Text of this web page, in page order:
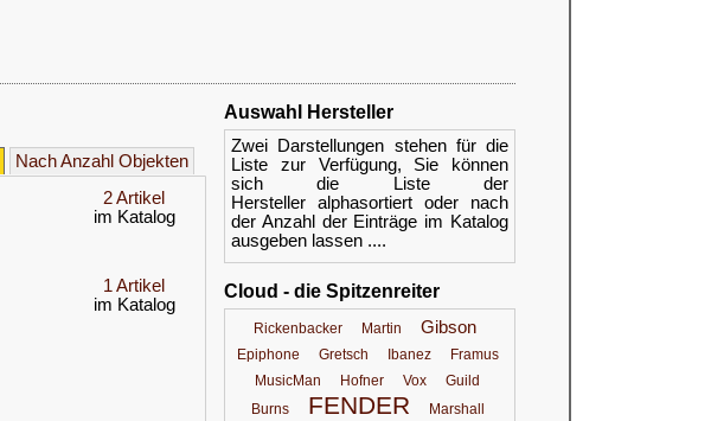
Nach Anzahl Objekten
2 Artikel
im Katalog
1 Artikel
im Katalog
Auswahl Hersteller
Zwei Darstellungen stehen für die
Liste zur Verfügung, Sie können
sich die Liste der
Hersteller alphasortiert oder nach
der Anzahl der Einträge im Katalog
ausgeben lassen ....
Cloud - die Spitzenreiter
Rickenbacker Martin Gibson
Epiphone Gretsch Ibanez
Framus
MusicMan
Hofner Vox
Guild
Burns
FENDER
Marshall